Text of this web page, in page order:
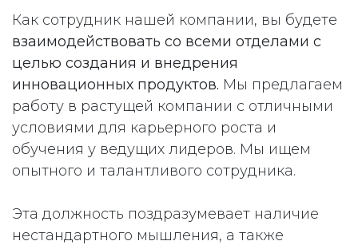
Как сотрудник нашей компании, вы будете
взаимодействовать со всеми отделами с
целью создания и внедрения
инновационных продуктов. Мы предлагаем
работу в растущей компании с отличными
условиями для карьерного роста и
обучения у ведущих лидеров. Мы ищем
опытного и талантливого сотрудника.
Эта должность поздразумевает наличие
нестандартного мышления, а также